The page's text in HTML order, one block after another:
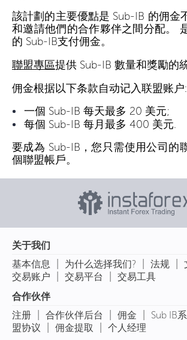
該計劃的主要優點是 Sub-IB 的佣金
和邀請他們的合作夥伴之間分配。
的 Sub-IB支付佣金。
聯盟專區提供 Sub-IB 數量和獎勵的
佣金根据以下条款自动记入联盟账户:
一個 Sub-IB 每天最多 20 美元;
每個 Sub-IB 每月最多 400 美元.
要成為 Sub-IB，您只需使用公司的
個聯盟帳戶。
关于我们
基本信息
| 为什么选择我们? | 法规 |
交易账户
| 交易平台 | 交易工具
合作伙伴
注册 | 合作伙伴后台 | 佣金 | Sub IB
盟协议
| 佣金提取 | 个人经理